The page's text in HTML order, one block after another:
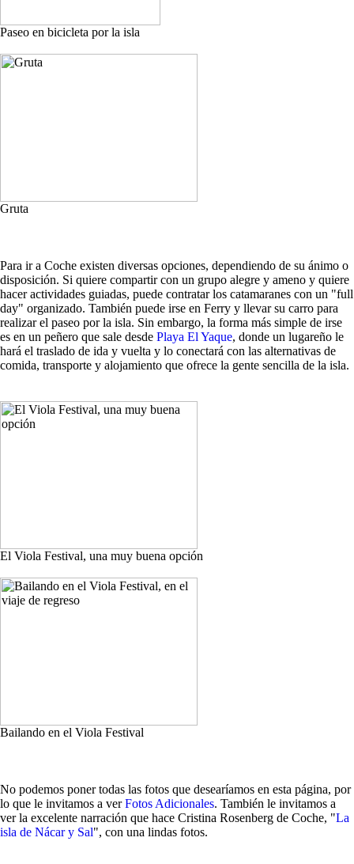
Paseo en bicicleta por la isla
Gruta
Para ir a Coche existen diversas opciones, dependiendo de su ánimo o
disposición. Si quiere compartir con un grupo alegre y ameno y quiere
hacer actividades guiadas, puede contratar los catamaranes con un "full
day" organizado. También puede irse en Ferry y llevar su carro para
realizar el paseo por la isla. Sin embargo, la forma más simple de irse
es en un peñero que sale desde Playa El Yaque, donde un lugareño le
hará el traslado de ida y vuelta y lo conectará con las alternativas de
comida, transporte y alojamiento que ofrece la gente sencilla de la isla.
El Viola Festival, una muy buena opción
Bailando en el Viola Festival
No podemos poner todas las fotos que desearíamos en esta página, por
lo que le invitamos a verFotos Adicionales. También le invitamos a
ver la excelente narración que hace Cristina Rosenberg de Coche, "La
isla de Nácar y Sal", con una lindas fotos.